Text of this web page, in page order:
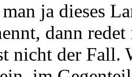
ja dieses
dann
nicht der Fall.